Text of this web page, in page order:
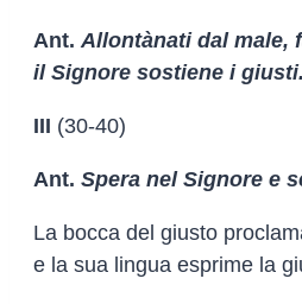
Ant. Allontànati dal male,
il Signore sostiene i giusti.
III (30-40)
Ant. Spera nel Signore e
La bocca del giusto
e la sua lingua esprime la